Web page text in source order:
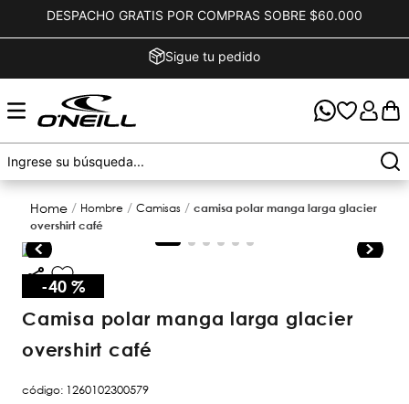
DESPACHO GRATIS POR COMPRAS SOBRE $60.000
Sigue tu pedido
hombre camisas
camisa polar manga larga glacier
overshirt café
-40 %
camisa polar manga larga glacier
overshirt café
código: 1260102300579